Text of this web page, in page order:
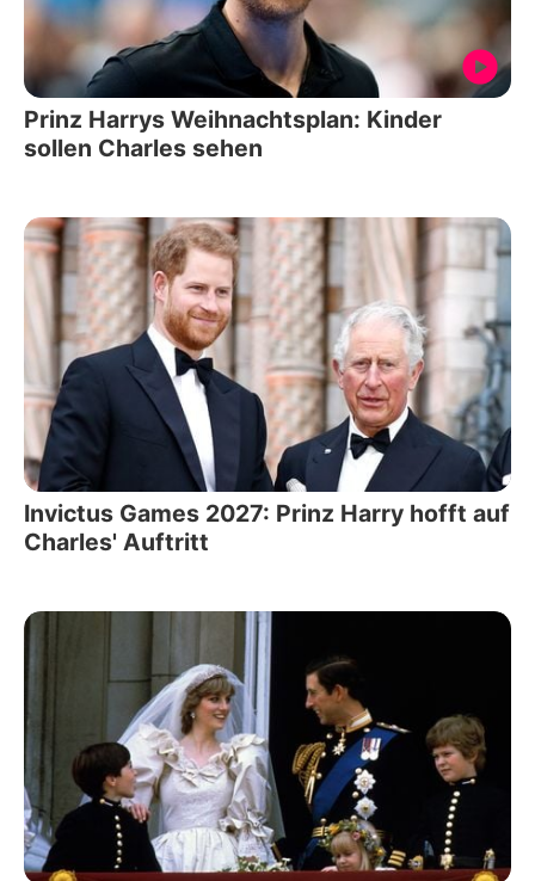
Prinz Harrys Weihnachtsplan: Kinder
sollen Charles sehen
Invictus Games 2027: Prinz Harry hofft auf
Charles' Auftritt